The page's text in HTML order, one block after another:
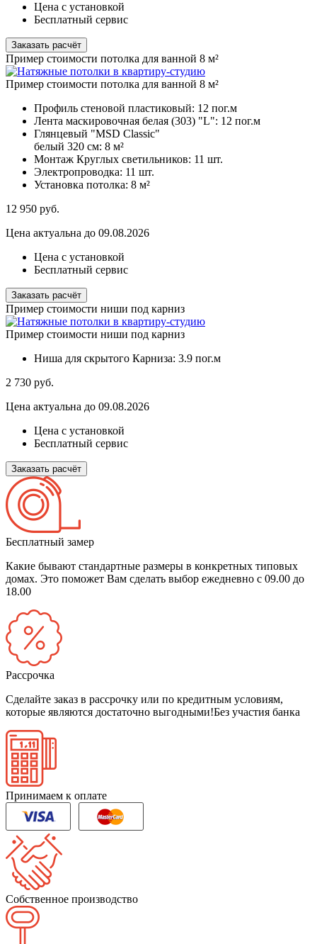
Цена с установкой
Бесплатный сервис
Заказать расчёт
Пример стоимости потолка для ванной 8 м²
Пример стоимости потолка для ванной 8 м²
Профиль стеновой пластиковый: 12 пог.м
Лента маскировочная белая (303) "L": 12 пог.м
Глянцевый "MSD Classic"
белый 320 см: 8 м²
Монтаж Круглых светильников: 11 шт.
Электропроводка: 11 шт.
Установка потолка: 8 м²
12 950 руб.
Цена актуальна до 09.08.2026
Цена с установкой
Бесплатный сервис
Заказать расчёт
Пример стоимости ниши под карниз
Пример стоимости ниши под карниз
Ниша для скрытого Карниза: 3.9 пог.м
2 730 руб.
Цена актуальна до 09.08.2026
Цена с установкой
Бесплатный сервис
Заказать расчёт
Бесплатный замер
Какие бывают стандартные размеры в конкретных типовых
домах. Это поможет Вам сделать выбор ежедневно с 09.00 до
18.00
Рассрочка
Сделайте заказ в рассрочку или по кредитным условиям,
которые являются достаточно выгодными!Без участия банка
Принимаем к оплате
Собственное производство